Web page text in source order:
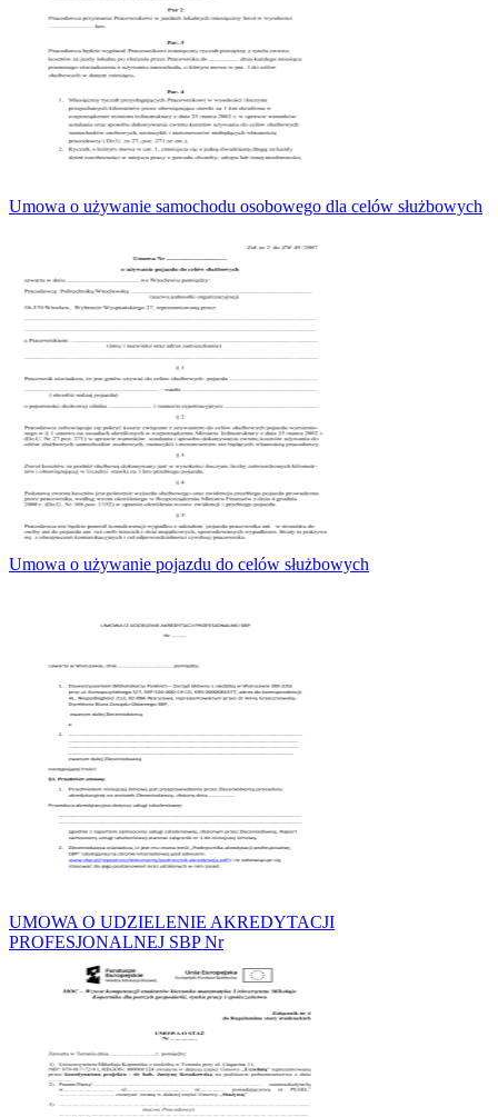
Umowa o używanie samochodu osobowego dla celów służbowych
Umowa o używanie pojazdu do celów służbowych
UMOWA O UDZIELENIE AKREDYTACJI
PROFESJONALNEJ SBP Nr